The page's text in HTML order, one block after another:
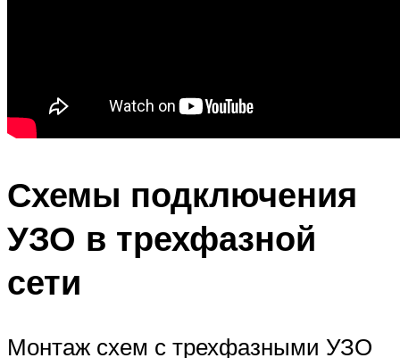
Схемы подключения
УЗО в трехфазной
сети
Монтаж схем с трехфазными УЗО